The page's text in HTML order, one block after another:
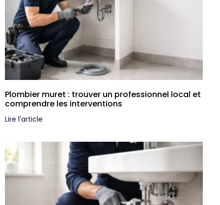
Plombier muret : trouver un professionnel local et
comprendre les interventions
Lire l'article